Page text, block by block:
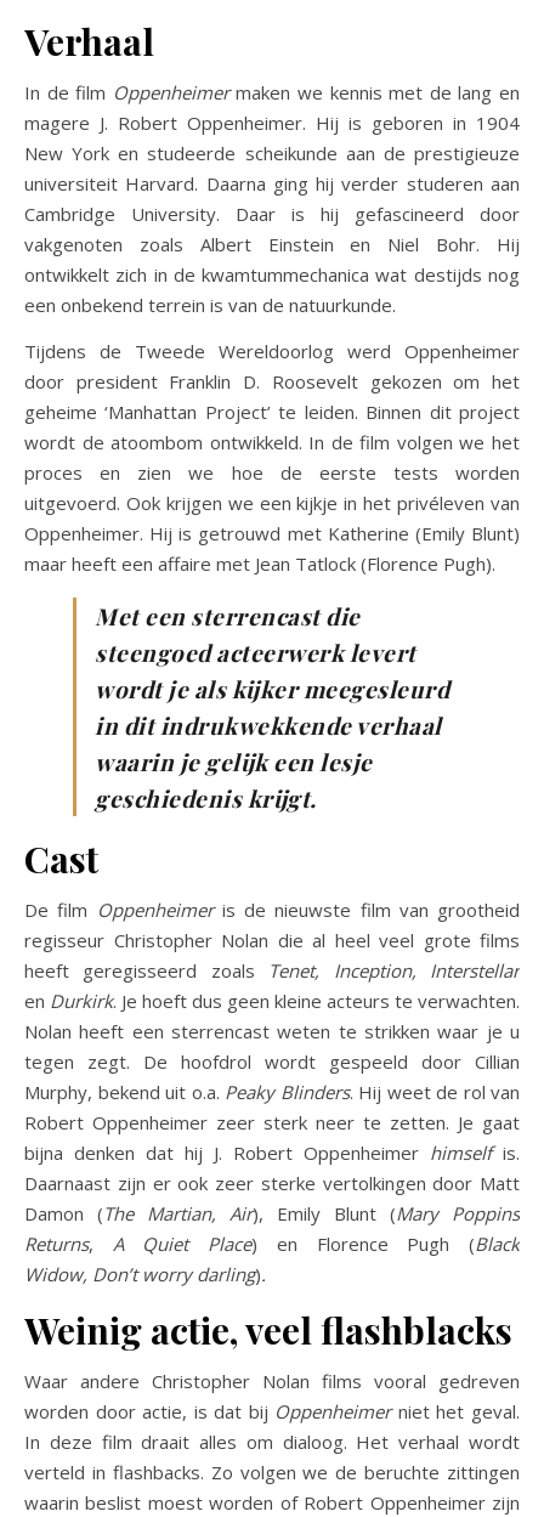
Verhaal
In de film Oppenheimermaken we kennis met de lang en
magere J. Robert Oppenheimer. Hij is geboren in 1904
New York en studeerde scheikunde aan de prestigieuze
universiteit Harvard. Daarna ging hij verder studeren aan
Cambridge University. Daar is hij gefascineerd door
vakgenoten zoals Albert Einstein en Niel Bohr. Hij
ontwikkelt zich in de kwamtummechanica wat destijds nog
een onbekend terrein is van de natuurkunde.
Tijdens de Tweede Wereldoorlog werd Oppenheimer
door president Franklin D. Roosevelt gekozen om het
geheime ‘Manhattan Project’ te leiden. Binnen dit project
wordt de atoombom ontwikkeld. In de film volgen we het
proces en zien we hoe de eerste tests worden
uitgevoerd. Ook krijgen we een kijkje in het privéleven van
Oppenheimer. Hij is getrouwd met Katherine (Emily Blunt)
maar heeft een affaire met Jean Tatlock (Florence Pugh).
Met een sterrencast die
steengoed acteerwerk levert
wordt je als kijker meegesleurd
in dit indrukwekkende verhaal
waarin je gelijk een lesje
geschiedenis krijgt.
Cast
De film Oppenheimeris de nieuwste film van grootheid
regisseur Christopher Nolan die al heel veel grote films
heeft geregisseerd zoals Tenet, Inception, Interstellar
en Durkirk. Je hoeft dus geen kleine acteurs te verwachten.
Nolan heeft een sterrencast weten te strikken waar je u
tegen zegt. De hoofdrol wordt gespeeld door Cillian
Murphy, bekend uit o.a. Peaky Blinders. Hij weet de rol van
Robert Oppenheimer zeer sterk neer te zetten. Je gaat
bijna denken dat hij J. Robert Oppenheimer himselfis.
Daarnaast zijn er ook zeer sterke vertolkingen door Matt
Damon (The Martian, Air), Emily Blunt (Mary Poppins
Returns, A Quiet Place) en Florence Pugh (Black
Widow, Don’t worry darling).
Weinig actie, veel flashblacks
Waar andere Christopher Nolan films vooral gedreven
worden door actie, is dat bij Oppenheimerniet het geval.
In deze film draait alles om dialoog. Het verhaal wordt
verteld in flashbacks. Zo volgen we de beruchte zittingen
waarin beslist moest worden of Robert Oppenheimer zijn